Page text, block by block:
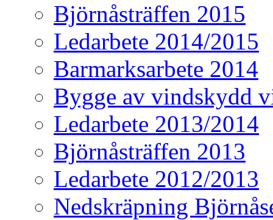
Björnåsträffen 2015
Ledarbete 2014/2015
Barmarksarbete 2014
Bygge av vindskydd
Ledarbete 2013/2014
Björnåsträffen 2013
Ledarbete 2012/2013
Nedskräpning